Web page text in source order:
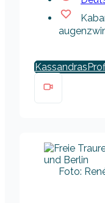
Kassandras
Foto: